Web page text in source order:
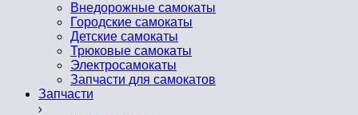
Внедорожные самокаты
Городские самокаты
Детские самокаты
Трюковые самокаты
Электросамокаты
Запчасти для самокатов
Запчасти